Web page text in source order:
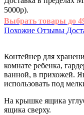
5000р).
Выбрать товары до
Похожие Отзывы
Контейнер для
комнате ребенка,
ванной, в прихожей.
использовать под
На крышке ящика
ящика сверху.